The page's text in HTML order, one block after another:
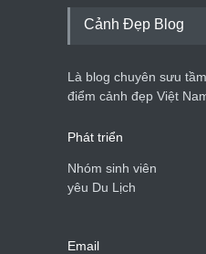
Cảnh Đẹp Blog
Là blog chuyên sưu
điểm cảnh đẹp Việt
Phát triển
Nhóm sinh viên
yêu Du Lịch
Email